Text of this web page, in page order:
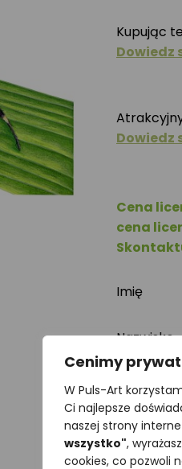
Cenimy
W Puls-Art
Ci najlepsze
naszej strony
wszystko",
cookies, co pozwoli
Kupując
Dowiedz
Dowiedz
Cena
cena
Imię
Nazwisko
E-mail